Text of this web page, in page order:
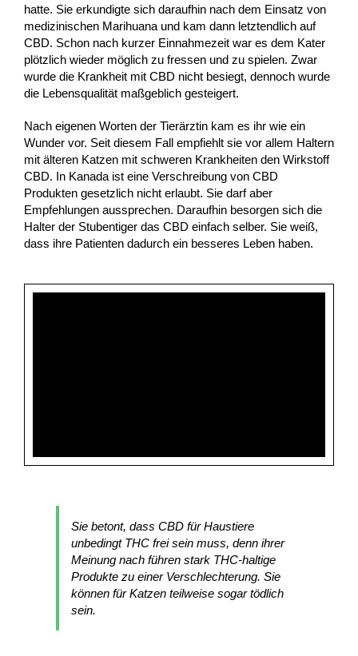
hatte. Sie erkundigte sich daraufhin nach dem Einsatz von
medizinischen Marihuana und kam dann letztendlich auf
CBD. Schon nach kurzer Einnahmezeit war es dem Kater
plötzlich wieder möglich zu fressen und zu spielen. Zwar
wurde die Krankheit mit CBD nicht besiegt, dennoch wurde
die Lebensqualität maßgeblich gesteigert.
Nach eigenen Worten der Tierärztin kam es ihr wie ein
Wunder vor. Seit diesem Fall empfiehlt sie vor allem Haltern
mit älteren Katzen mit schweren Krankheiten den Wirkstoff
CBD. In Kanada ist eine Verschreibung von CBD
Produkten gesetzlich nicht erlaubt. Sie darf aber
Empfehlungen aussprechen. Daraufhin besorgen sich die
Halter der Stubentiger das CBD einfach selber. Sie weiß,
dass ihre Patienten dadurch ein besseres Leben haben.
Sie betont, dass CBD für Haustiere
unbedingt THC frei sein muss, denn ihrer
Meinung nach führen stark THC-haltige
Produkte zu einer Verschlechterung. Sie
können für Katzen teilweise sogar tödlich
sein.